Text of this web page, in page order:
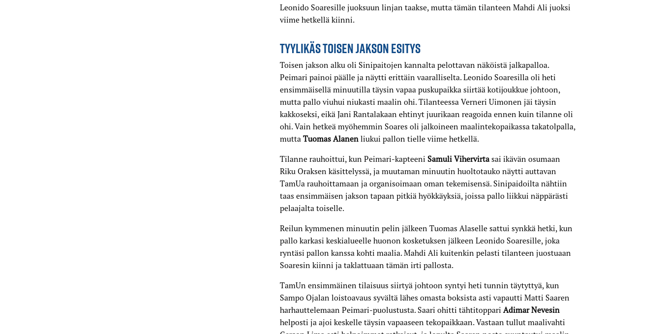
Leonido Soaresille juoksuun linjan taakse, mutta tämän tilanteen Mahdi Ali juoksi
viime hetkellä kiinni.
TYYLIKÄS TOISEN JAKSON ESITYS
Toisen jakson alku oli Sinipaitojen kannalta pelottavan näköistä jalkapalloa.
Peimari painoi päälle ja näytti erittäin vaaralliselta. Leonido Soaresilla oli heti
ensimmäisellä minuutilla täysin vapaa puskupaikka siirtää kotijoukkue johtoon,
mutta pallo viuhui niukasti maalin ohi. Tilanteessa Verneri Uimonen jäi täysin
kakkoseksi, eikä Jani Rantalakaan ehtinyt juurikaan reagoida ennen kuin tilanne oli
ohi. Vain hetkeä myöhemmin Soares oli jalkoineen maalintekopaikassa takatolpalla,
muttaTuomas Alanen liukui pallon tielle viime hetkellä.
Tilanne rauhoittui, kun Peimari-kapteeni Samuli Vihervirtasai ikävän osumaan
Riku Oraksen käsittelyssä, ja muutaman minuutin huoltotauko näytti auttavan
TamUa rauhoittamaan ja organisoimaan oman tekemisensä. Sinipaidoilta nähtiin
taas ensimmäisen jakson tapaan pitkiä hyökkäyksiä, joissa pallo liikkui näppärästi
pelaajalta toiselle.
Reilun kymmenen minuutin pelin jälkeen Tuomas Alaselle sattui synkkä hetki, kun
pallo karkasi keskialueelle huonon kosketuksen jälkeen Leonido Soaresille, joka
ryntäsi pallon kanssa kohti maalia. Mahdi Ali kuitenkin pelasti tilanteen juostuaan
Soaresin kiinni ja taklattuaan tämän irti pallosta.
TamUn ensimmäinen tilaisuus siirtyä johtoon syntyi heti tunnin täytyttyä, kun
Sampo Ojalan loistoavaus syvältä lähes omasta boksista asti vapautti Matti Saaren
harhauttelemaan Peimari-puolustusta. Saari ohitti tähtitoppariAdimar Nevesin
helposti ja ajoi keskelle täysin vapaaseen tekopaikkaan. Vastaan tullut maalivahti